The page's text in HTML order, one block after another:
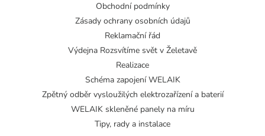
Obchodní podmínky
Zásady ochrany osobních údajů
Reklamační řád
Výdejna Rozsvítíme svět v Želetavě
Realizace
Schéma zapojení WELAIK
Zpětný odběr vysloužilých elektrozařízení a baterií
WELAIK skleněné panely na míru
Tipy, rady a instalace